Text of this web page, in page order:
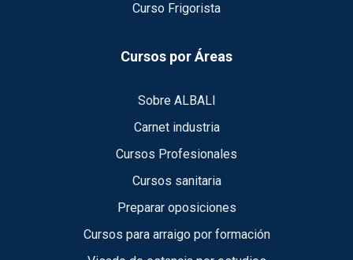
Curso Frigorista
Cursos por Áreas
Sobre ALBALI
Carnet industria
Cursos Profesionales
Cursos sanitaria
Preparar oposiciones
Cursos para arraigo por formación